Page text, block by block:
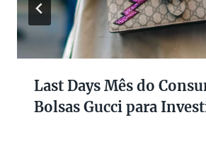
Last Days Mês do
Bolsas Gucci para